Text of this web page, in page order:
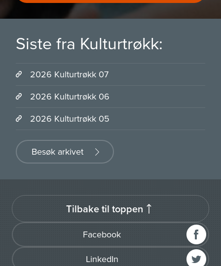
Siste fra Kulturtrøkk:
2026 Kulturtrøkk 07
2026 Kulturtrøkk 06
2026 Kulturtrøkk 05
Besøk arkivet
Facebook
LinkedIn
Tilbake til toppen